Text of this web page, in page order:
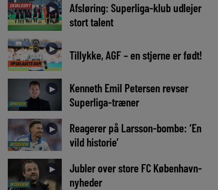
EKSKLUSIVT ►
Afsløring: Superliga-klub udlejer
stort talent
TIPSBLADETS DOM
► Tillykke, AGF – en stjerne er født!
NYHEDER
►
Kenneth Emil Petersen revser
Superliga-træner
INTERVIEW
►
Reagerer på Larsson-bombe: ‘En
vild historie’
INTERVIEW
►
Jubler over store FC København-
nyheder